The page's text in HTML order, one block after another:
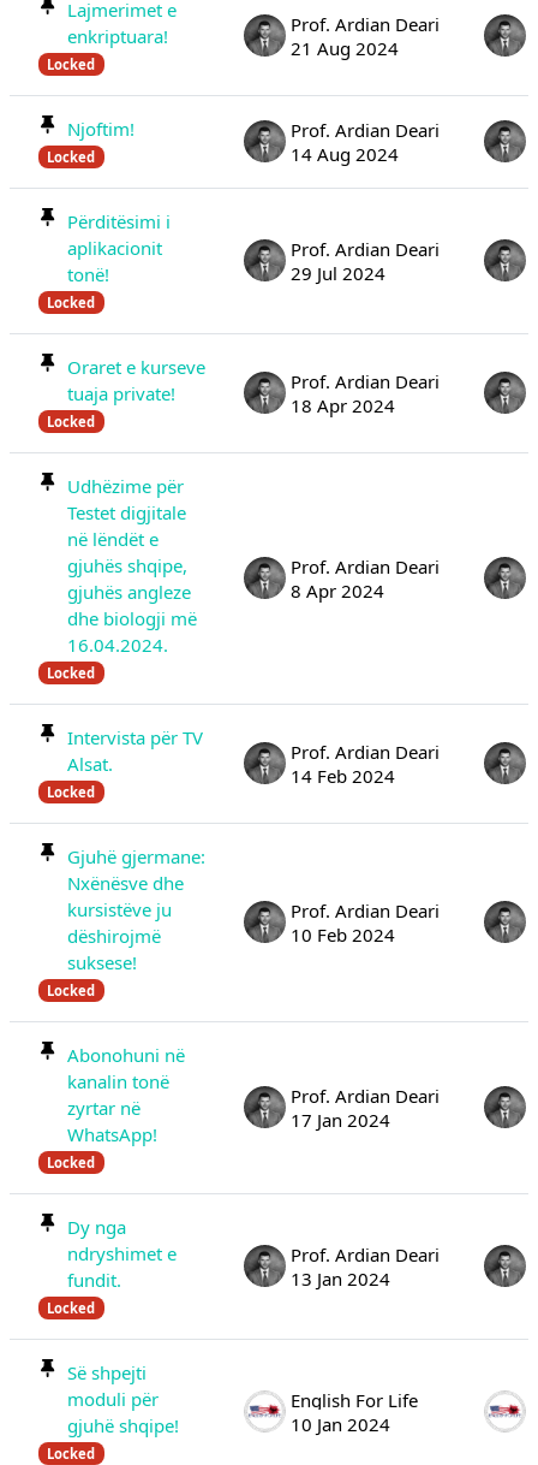
Lajmerimet e
enkriptuara!
Locked
Prof. Ardian Deari
21 Aug 2024
Njoftim!
Locked
Prof. Ardian Deari
14 Aug 2024
Përditësimi i
aplikacionit
tonë!
Locked
Prof. Ardian Deari
29 Jul 2024
Oraret e kurseve
tuaja private!
Locked
Prof. Ardian Deari
18 Apr 2024
Udhëzime për
Testet digjitale
në lëndët e
gjuhës shqipe,
gjuhës angleze
dhe biologji më
16.04.2024.
Locked
Prof. Ardian Deari
8 Apr 2024
Intervista për TV
Alsat.
Locked
Prof. Ardian Deari
14 Feb 2024
Gjuhë gjermane:
Nxënësve dhe
kursistëve ju
dëshirojmë
suksese!
Locked
Prof. Ardian Deari
10 Feb 2024
Abonohuni në
kanalin tonë
zyrtar në
WhatsApp!
Locked
Prof. Ardian Deari
17 Jan 2024
Dy nga
ndryshimet e
fundit.
Locked
Prof. Ardian Deari
13 Jan 2024
Së shpejti
moduli për
gjuhë shqipe!
Locked
English For Life
10 Jan 2024